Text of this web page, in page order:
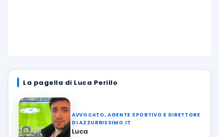
La pagella di Luca Perillo
AVVOCATO, AGENTE SPORTIVO E DIRETTORE
DI AZZURRISSIMO.IT
Luca